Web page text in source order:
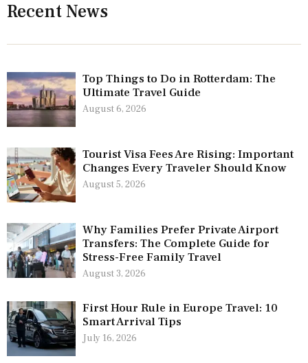
Recent News
Top Things to Do in Rotterdam: The
Ultimate Travel Guide
August 6, 2026
Tourist Visa Fees Are Rising: Important
Changes Every Traveler Should Know
August 5, 2026
Why Families Prefer Private Airport
Transfers: The Complete Guide for
Stress-Free Family Travel
August 3, 2026
First Hour Rule in Europe Travel: 10
Smart Arrival Tips
July 16, 2026